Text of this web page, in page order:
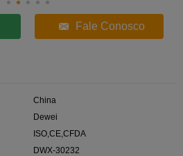
Fale Conosco
China
Dewei
ISO,CE,CFDA
DWX-30232